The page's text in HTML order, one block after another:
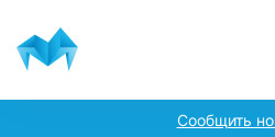
Сообщить